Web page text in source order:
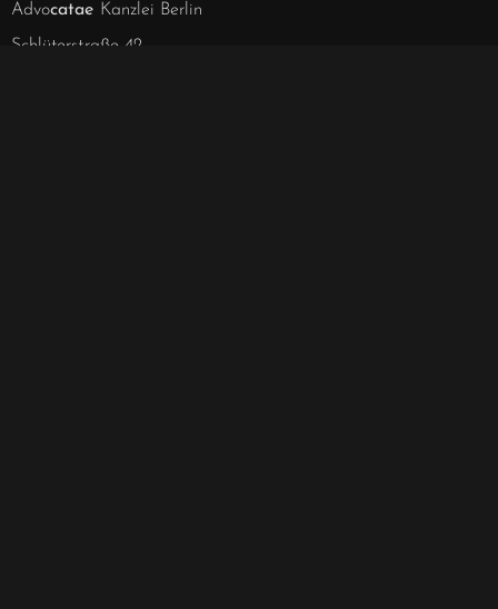
Advocatae Kanzlei Berlin
Schlüterstraße 42